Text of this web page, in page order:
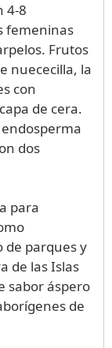
4-8
femeninas
Frutos
nuececilla, la
con
de cera.
dos
para
parques y
de las Islas
sabor áspero
de